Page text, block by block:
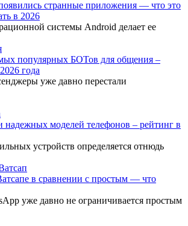
странные приложения — что это
в 2026
системы Android делает ее
популярных БОТов для общения –
года
уже давно перестали
моделей телефонов – рейтинг в
устройств определяется отнюдь
в сравнении с простым — что
уже давно не ограничивается простым